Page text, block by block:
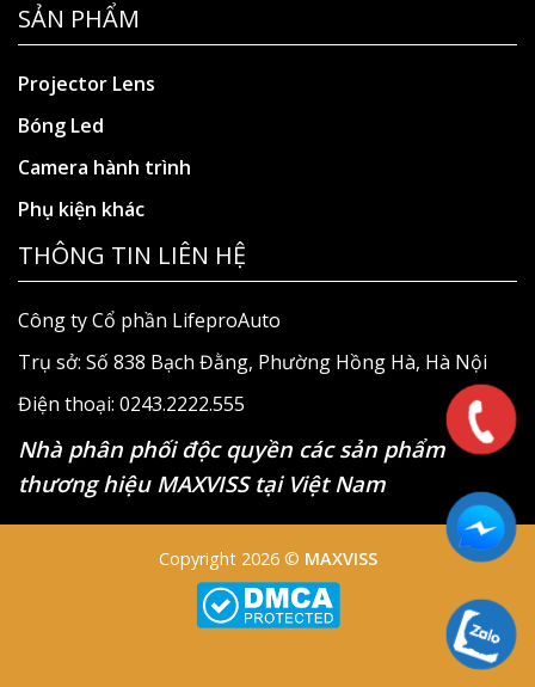
SẢN PHẨM
Projector Lens
Bóng Led
Camera hành trình
Phụ kiện khác
THÔNG TIN LIÊN HỆ
Công ty Cổ phần LifeproAuto
Trụ sở: Số 838 Bạch Đằng, Phường Hồng Hà, Hà Nội
Điện thoại: 0243.2222.555
Nhà phân phối độc quyền các sản phẩm
thương hiệu MAXVISS tại Việt Nam
Copyright 2026 © MAXVISS